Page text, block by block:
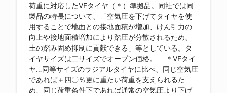
荷重に対応したVFタイヤ（＊）準拠品。同社では同
製品の特長について、「空気圧を下げてタイヤを使
用することで地面との接地面積が増加、けん引力の
向上や接地面積増加により踏圧が分散されるため、
土の踏み固め抑制に貢献できる」等としている。タ
イヤサイズは二サイズでオープン価格。 ＊VFタイ
ヤ…同等サイズのラジアルタイヤに比べ、同じ空気圧
であれば＋四〇％更に重たい荷重を支えられるた
め、同じ荷重条件下であれば通常の空気圧より下げ